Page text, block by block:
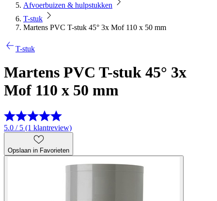
Afvoerbuizen & hulpstukken
T-stuk
Martens PVC T-stuk 45° 3x Mof 110 x 50 mm
T-stuk
Martens PVC T-stuk 45° 3x
Mof 110 x 50 mm
5.0 / 5 (1 klantreview)
Opslaan in Favorieten